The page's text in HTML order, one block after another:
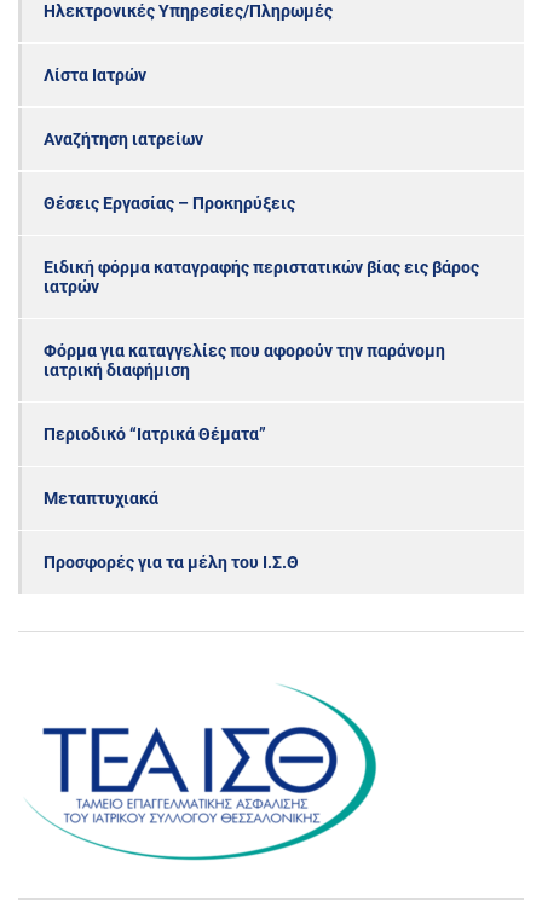
Ηλεκτρονικές Υπηρεσίες/Πληρωμές
Λίστα Ιατρών
Αναζήτηση ιατρείων
Θέσεις Εργασίας – Προκηρύξεις
Ειδική φόρμα καταγραφής περιστατικών βίας εις βάρος
ιατρών
Φόρμα για καταγγελίες που αφορούν την παράνομη
ιατρική διαφήμιση
Περιοδικό “Ιατρικά Θέματα”
Μεταπτυχιακά
Προσφορές για τα μέλη του Ι.Σ.Θ